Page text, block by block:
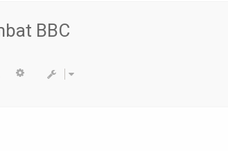
BBC
RechercherRecherche avancée